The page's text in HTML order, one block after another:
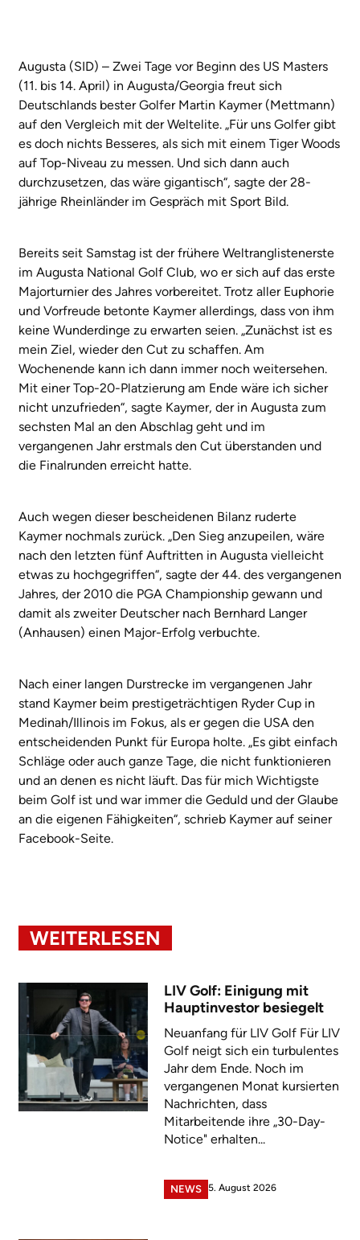
Augusta (SID) – Zwei Tage vor Beginn des US Masters
(11. bis 14. April) in Augusta/Georgia freut sich
Deutschlands bester Golfer Martin Kaymer (Mettmann)
auf den Vergleich mit der Weltelite. „Für uns Golfer gibt
es doch nichts Besseres, als sich mit einem Tiger Woods
auf Top-Niveau zu messen. Und sich dann auch
durchzusetzen, das wäre gigantisch“, sagte der 28-
jährige Rheinländer im Gespräch mit Sport Bild.
Bereits seit Samstag ist der frühere Weltranglistenerste
im Augusta National Golf Club, wo er sich auf das erste
Majorturnier des Jahres vorbereitet. Trotz aller Euphorie
und Vorfreude betonte Kaymer allerdings, dass von ihm
keine Wunderdinge zu erwarten seien. „Zunächst ist es
mein Ziel, wieder den Cut zu schaffen. Am
Wochenende kann ich dann immer noch weitersehen.
Mit einer Top-20-Platzierung am Ende wäre ich sicher
nicht unzufrieden“, sagte Kaymer, der in Augusta zum
sechsten Mal an den Abschlag geht und im
vergangenen Jahr erstmals den Cut überstanden und
die Finalrunden erreicht hatte.
Auch wegen dieser bescheidenen Bilanz ruderte
Kaymer nochmals zurück. „Den Sieg anzupeilen, wäre
nach den letzten fünf Auftritten in Augusta vielleicht
etwas zu hochgegriffen“, sagte der 44. des vergangenen
Jahres, der 2010 die PGA Championship gewann und
damit als zweiter Deutscher nach Bernhard Langer
(Anhausen) einen Major-Erfolg verbuchte.
Nach einer langen Durstrecke im vergangenen Jahr
stand Kaymer beim prestigeträchtigen Ryder Cup in
Medinah/Illinois im Fokus, als er gegen die USA den
entscheidenden Punkt für Europa holte. „Es gibt einfach
Schläge oder auch ganze Tage, die nicht funktionieren
und an denen es nicht läuft. Das für mich Wichtigste
beim Golf ist und war immer die Geduld und der Glaube
an die eigenen Fähigkeiten“, schrieb Kaymer auf seiner
Facebook-Seite.
WEITERLESEN
LIV Golf: Einigung mit
Hauptinvestor besiegelt
Neuanfang für LIV Golf Für LIV
Golf neigt sich ein turbulentes
Jahr dem Ende. Noch im
vergangenen Monat kursierten
Nachrichten, dass
Mitarbeitende ihre „30-Day-
Notice" erhalten...
NEWS 5. August 2026